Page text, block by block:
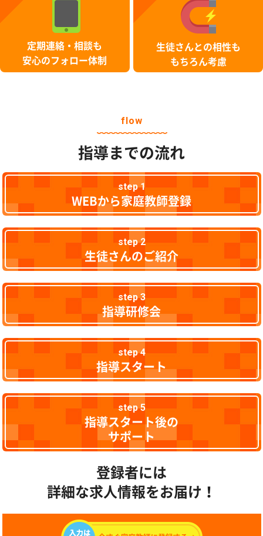
定期連絡・相談も
安心のフォロー体制
生徒さんとの相性も
もちろん考慮
flow
指導までの流れ
step 1
WEBから家庭教師登録
step 2
生徒さんのご紹介
step 3
指導研修会
step 4
指導スタート
step 5
指導スタート後の
サポート
登録者には
詳細な求人情報をお届け！